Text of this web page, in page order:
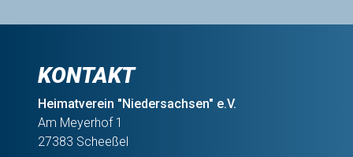
KONTAKT
Heimatverein "Niedersachsen" e.V.
Am Meyerhof 1
27383 Scheeßel